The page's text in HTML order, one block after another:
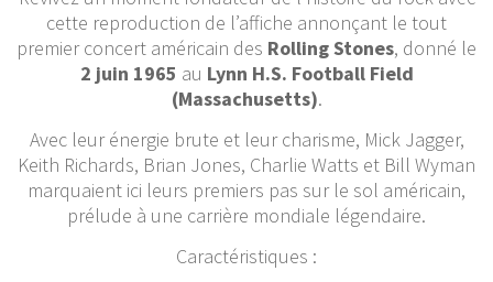
cette reproduction de l’affiche annonçant le tout
premier concert américain des Rolling Stones, donné le
2 juin 1965 au Lynn H.S. Football Field
(Massachusetts).
Avec leur énergie brute et leur charisme, Mick Jagger,
Keith Richards, Brian Jones, Charlie Watts et Bill Wyman
marquaient ici leurs premiers pas sur le sol américain,
prélude à une carrière mondiale légendaire.
Caractéristiques :